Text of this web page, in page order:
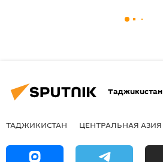
Таджикистан
ТАДЖИКИСТАН ЦЕНТРАЛЬНАЯ АЗИЯ